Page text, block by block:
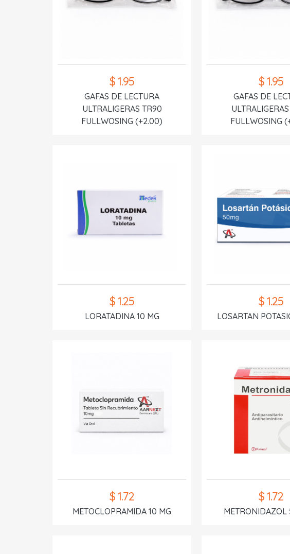
$ 1.95
GAFAS DE LECTURA
ULTRALIGERAS TR90
FULLWOSING (+2.00)
$ 1.95
GAFAS DE
FULLWOSING
$ 1.25
LORATADINA 10 MG
$ 1.25
LOSARTAN
$ 1.72
METOCLOPRAMIDA 10 MG
$ 1.72
METRONIDAZOL